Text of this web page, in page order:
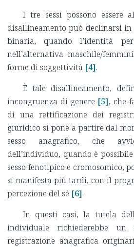
I tre sessi possono essere
disallineamento può declinarsi
binaria, quando l’identità
nell’alternativa maschile/
forme di soggettività [4].
È tale disallineamento,
incongruenza di genere [5], che
di una rettificazione dei
giuridico si pone a partire dal
sesso anagrafico, che
dell’individuo, quando è
sesso fenotipico e cromosomico,
si manifesta più tardi, con il
percezione del sé [6].
In questi casi, la tutela
individuale richiederebbe un
registrazione anagrafica